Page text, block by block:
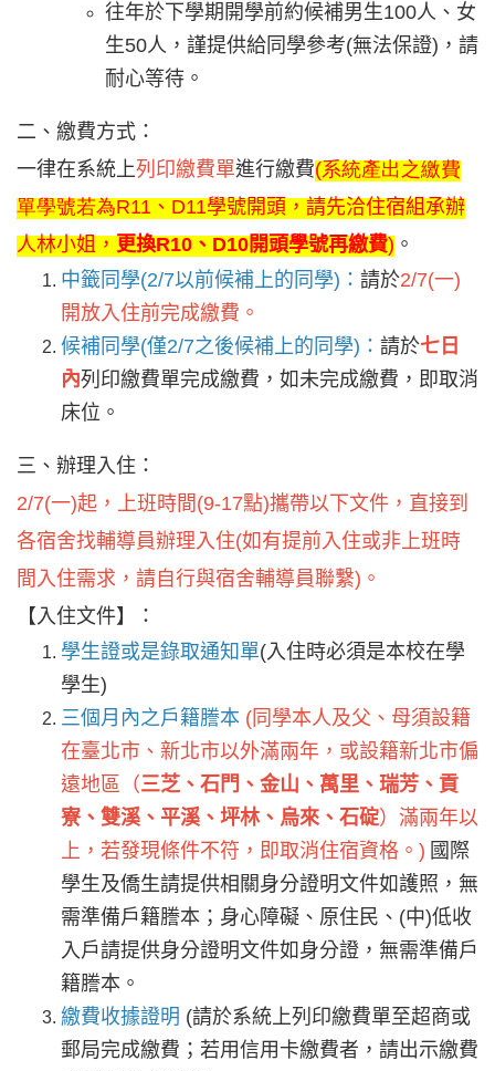
往年於下學期開學前約候補男生100人、女
生50人，謹提供給同學參考(無法保證)，請
耐心等待。
二、繳費方式：
一律在系統上列印繳費單進行繳費(系統產出之繳費
單學號若為R11 、D11學號開頭，請先洽住宿組承辦
人林小姐， 更換R10、D10開頭學號再繳費) 。
中籤同學(2/7以前候補上的同學)： 請於2/7(一)
開放入住前完成繳費。
候補同學(僅2/7之後候補上的同學)： 請於七日
內列印繳費單完成繳費，如未完成繳費，即取消
床位。
三、辦理入住：
2/7(一)起，上班時間(9-17點)攜帶以下文件，直接到
各宿舍找輔導員辦理入住(如有提前入住或非上班時
間入住需求，請自行與宿舍輔導員聯繫)。
【入住文件】：
學生證或是錄取通知單(入住時必須是本校在學
學生)
三個月內之戶籍謄本 ( 同學本人及父、母須設籍
在臺北市、新北市以外滿兩年，或設籍新北市偏
遠地區（三芝、石門、金山、萬里、瑞芳、貢
寮、雙溪、平溪、坪林、烏來、石碇）滿兩年以
上，若發現條件不符，即取消住宿資格。) 國際
學生及僑生請提供相關身分證明文件如護照，無
需準備戶籍謄本；身心障礙、原住民、(中)低收
入戶請提供身分證明文件如身分證，無需準備戶
籍謄本。
繳費收據證明 (請於系統上列印繳費單至超商或
郵局完成繳費；若用信用卡繳費者，請出示繳費